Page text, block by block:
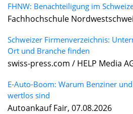
FHNW: Benachteiligung im
Fachhochschule
Schweizer Firmenverzeichnis:
Ort und Branche finden
swiss-press.com / HELP Media
E-Auto-Boom: Warum Benziner
wertlos sind
Autoankauf Fair, 07.08.2026